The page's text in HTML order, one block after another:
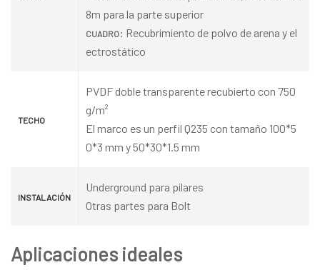
8m para la parte superior
CUADRO: Recubrimiento de polvo de arena y el
ectrostático
TECHO
PVDF doble transparente recubierto con 750
g/m²
El marco es un perfil Q235 con tamaño 100*5
0*3 mm y 50*30*1.5 mm
INSTALACIÓN
Underground para pilares
Otras partes para Bolt
Aplicaciones ideales